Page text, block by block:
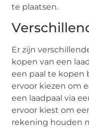
te plaatsen.
Er zijn
kopen van een
een paal te kopen
ervoor kiezen om
een laadpaal via
ervoor kiest om
rekening houden